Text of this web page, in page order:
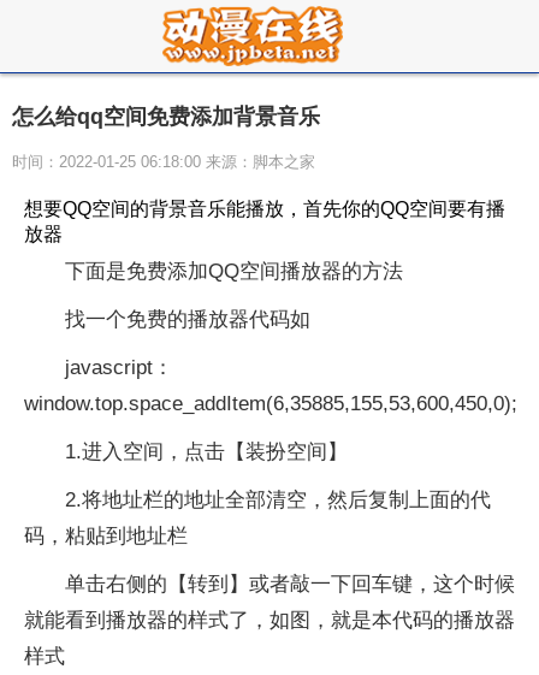
怎么给qq空间免费添加背景音乐
时间：2022-01-25 06:18:00 来源：脚本之家
想要QQ空间的背景音乐能播放，首先你的QQ空间要有播
放器
下面是免费添加QQ空间播放器的方法
找一个免费的播放器代码如
javascript：
window.top.space_addItem(6,35885,155,53,600,450,0);
1.进入空间，点击【装扮空间】
2.将地址栏的地址全部清空，然后复制上面的代
码，粘贴到地址栏
单击右侧的【转到】或者敲一下回车键，这个时候
就能看到播放器的样式了，如图，就是本代码的播放器
样式